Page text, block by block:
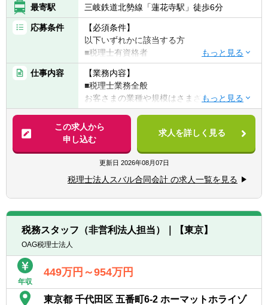
最寄駅 三岐鉄道北勢線「蓮花寺駅」徒歩6分
応募条件
【必須条件】
以下いずれかに該当する方
■税理士有資格者
■公認会計士
■国税出身の方
【求める人物像】
◆頑張った分評価されることを好む方
◆コミュニケーション能力が高い方
◆向上心や目標、ビジョンを持ち仕事に取り
組める方
仕事内容
【業務内容】
■税理士業務全般
お客さまの業種や規模はさまざまです。
税理士として、記帳代行から資産運用まで幅
広く携わっていただきます。
具体的には・・・
■税務顧問業務
■会社設立業務
■相続業務
■経営コンサルティング業務他
【クライアント形態】
建設、IT、医療、飲食、教育分野等、ある分
【拠点：12拠点】
東京事務所・長岡事務所・群馬事務所・周南
この求人から
申し込む
求人を詳しく見る
更新日 2026年08月07日
税理士法人スバル合同会計 の求人一覧を見る
税務スタッフ（非営利法人担当）｜【東京】
OAG税理士法人
年収
449万円～954万円
東京都 千代田区 五番町6-2 ホーマットホライゾ